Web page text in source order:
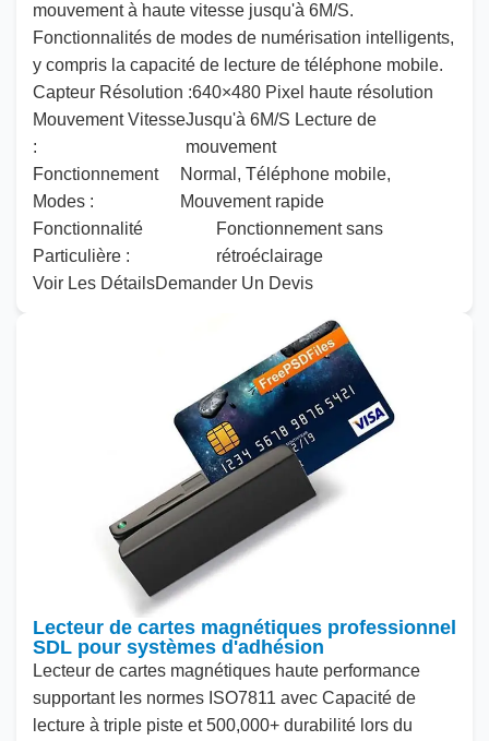
mouvement à haute vitesse jusqu'à 6M/S.
Fonctionnalités de modes de numérisation intelligents,
y compris la capacité de lecture de téléphone mobile.
Capteur Résolution :640×480 Pixel haute résolution
MouvementVitesse
:
Jusqu'à6M/S Lecture de
mouvement
Fonctionnement
Modes :
Normal, Téléphone mobile,
Mouvement rapide
Fonctionnalité
Particulière :
Fonctionnement sans
rétroéclairage
Voir Les DétailsDemander Un Devis
Lecteur de cartes magnétiques professionnel
SDL pour systèmes d'adhésion
Lecteur de cartes magnétiques haute performance
supportant les normes ISO7811 avec Capacité de
lecture à triple piste et 500,000+ durabilité lors du